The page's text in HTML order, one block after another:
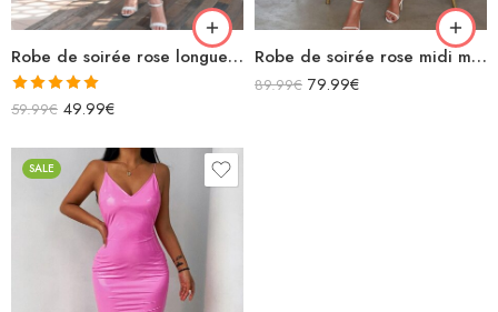
Robe de soirée rose longue en satin bretelles spaghettis avec découpes
Note5.00
59.99€ 49.99€
Robe de soirée rose midi moulante fendue manches courtes découpe sexy avec chaînette zigzag dans le dos
89.99€ 79.99€
SALE